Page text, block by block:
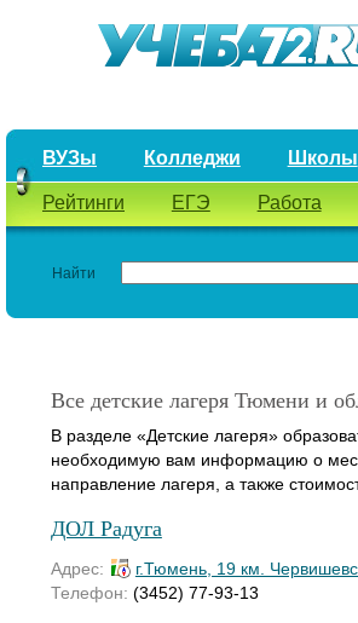
ВУЗы Колледжи Школы
Рейтинги ЕГЭ Работа
Найти
Все детские лагеря Тюмени и
В разделе «Детские лагеря»
необходимую вам информацию о
направление лагеря, а также
ДОЛ Радуга
Адрес:
г.Тюмень, 19 км.
Телефон: (3452) 77-93-13